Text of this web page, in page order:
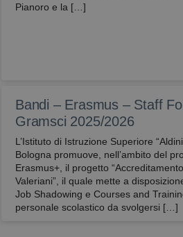
Pianoro e la […]
Bandi – Erasmus – Staff
Gramsci 2025/2026
L’Istituto di Istruzione Superiore
Bologna promuove, nell’ambito del
Erasmus+, il progetto
Valeriani”, il quale mette a
Job Shadowing e Courses and
personale scolastico da svolgersi […]